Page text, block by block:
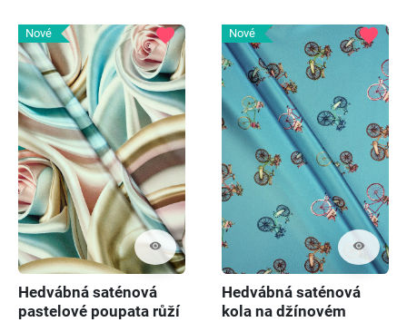
Nové
visibility
favorite
Hedvábná saténová
pastelové poupata růží
Nové
visibility
favorite
Hedvábná saténová
kola na džínovém